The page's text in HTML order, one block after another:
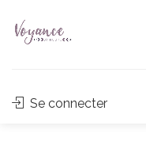
Se connecter